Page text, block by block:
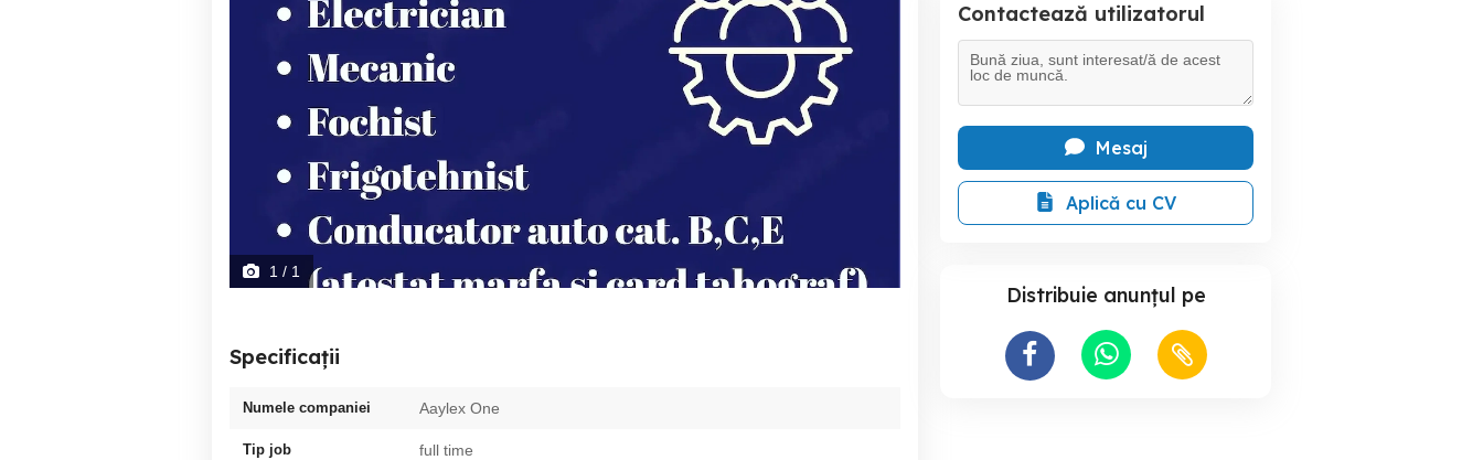
1 / 1
Specificații
Numele companiei Aaylex One
Tip job full time
Contactează utilizatorul
Mesaj
Aplică cu CV
Distribuie anunțul pe